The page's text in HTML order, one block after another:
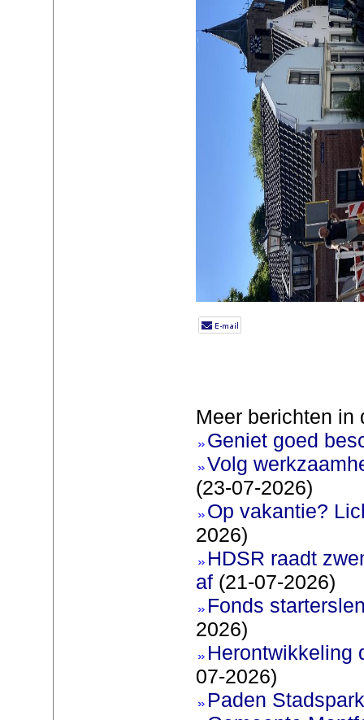
Meer berichten in
Geniet goed
Volg
(23-07-2026)
Op vakantie?
2026)
HDSR raadt
af(21-07-2026)
Fonds
2026)
Herontwikkeling
07-2026)
Paden